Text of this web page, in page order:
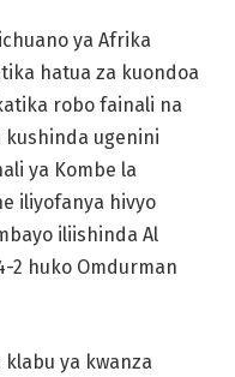
ya Afrika
hatua za kuondoa
robo fainali na
kushinda ugenini
ya Kombe la
iliyofanya hivyo
iliishinda Al
2 huko Omdurman
ya kwanza